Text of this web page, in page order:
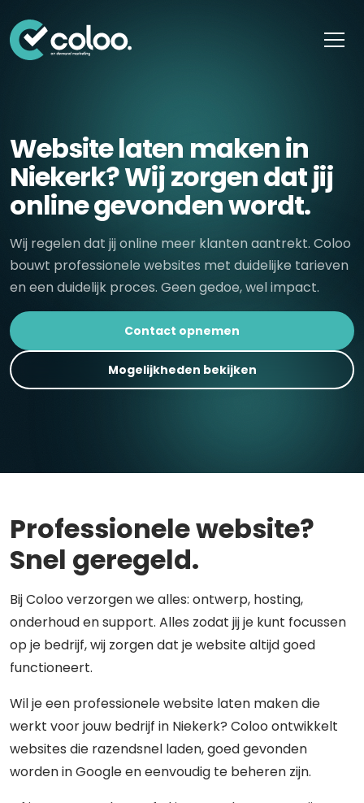
Website laten maken in
Niekerk? Wij zorgen dat jij
online gevonden wordt.
Wij regelen dat jij online meer klanten aantrekt. Coloo
bouwt professionele websites met duidelijke tarieven
en een duidelijk proces. Geen gedoe, wel impact.
Contact opnemen
Mogelijkheden bekijken
Professionele website?
Snel geregeld.
Bij Coloo verzorgen we alles: ontwerp, hosting,
onderhoud en support. Alles zodat jij je kunt focussen
op je bedrijf, wij zorgen dat je website altijd goed
functioneert.
Wil je een professionele website laten maken die
werkt voor jouw bedrijf in Niekerk? Coloo ontwikkelt
websites die razendsnel laden, goed gevonden
worden in Google en eenvoudig te beheren zijn.